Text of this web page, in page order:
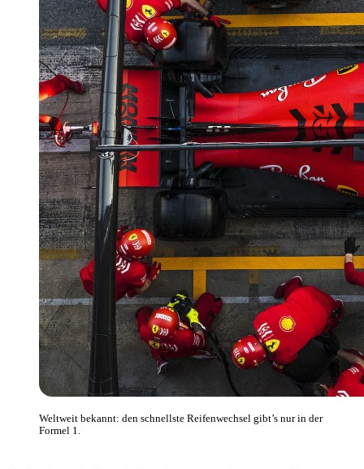
Weltweit bekannt: den schnellste Reifenwechsel gibt’s nur in der
Formel 1.